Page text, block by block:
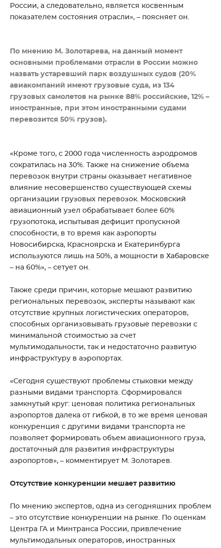
России, а следовательно, является косвенным
показателем состояния отрасли», – поясняет он.
По мнению М. Золотарева, на данный момент
основными проблемами отрасли в России можно
назвать устаревший парк воздушных судов (20%
авиакомпаний имеют грузовые суда, из 134
грузовых самолетов на рынке 88% российские, 12% –
иностранные, при этом иностранными судами
перевозится 50% грузов).
«Кроме того, с 2000 года численность аэродромов
сократилась на 30%. Также на снижение объема
перевозок внутри страны оказывает негативное
влияние несовершенство существующей схемы
организации грузовых перевозок. Московский
авиационный узел обрабатывает более 60%
грузопотока, испытывая дефицит пропускной
способности, в то время как аэропорты
Новосибирска, Красноярска и Екатеринбурга
используются лишь на 50%, а мощности в Хабаровске
– на 60%», – сетует он.
Также среди причин, которые мешают развитию
региональных перевозок, эксперты называют как
отсутствие крупных логистических операторов,
способных организовывать грузовые перевозки с
минимальной стоимостью за счет
мультимодальности, так и недостаточно развитую
инфраструктуру в аэропортах.
«Сегодня существуют проблемы стыковки между
разными видами транспорта. Сформировался
замкнутый круг: ценовая политика региональных
аэропортов далека от гибкой, в то же время ценовая
конкуренция с другими видами транспорта не
позволяет формировать объем авиационного груза,
достаточный для развития инфраструктуры
аэропортов», – комментирует М. Золотарев.
Отсутствие конкуренции мешает развитию
По мнению экспертов, одна из сегодняшних проблем
– это отсутствие конкуренции на рынке. По оценкам
Центра ГА и Минтранса России, привлечение
мультимодальных операторов, иностранных